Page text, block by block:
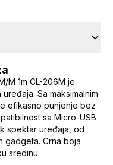
M 1m CL-206M je
Sa maksimalnim
efikasno punjenje bez
sa Micro-USB
spektar uređaja, od
gadgeta. Crna boja
sredinu.